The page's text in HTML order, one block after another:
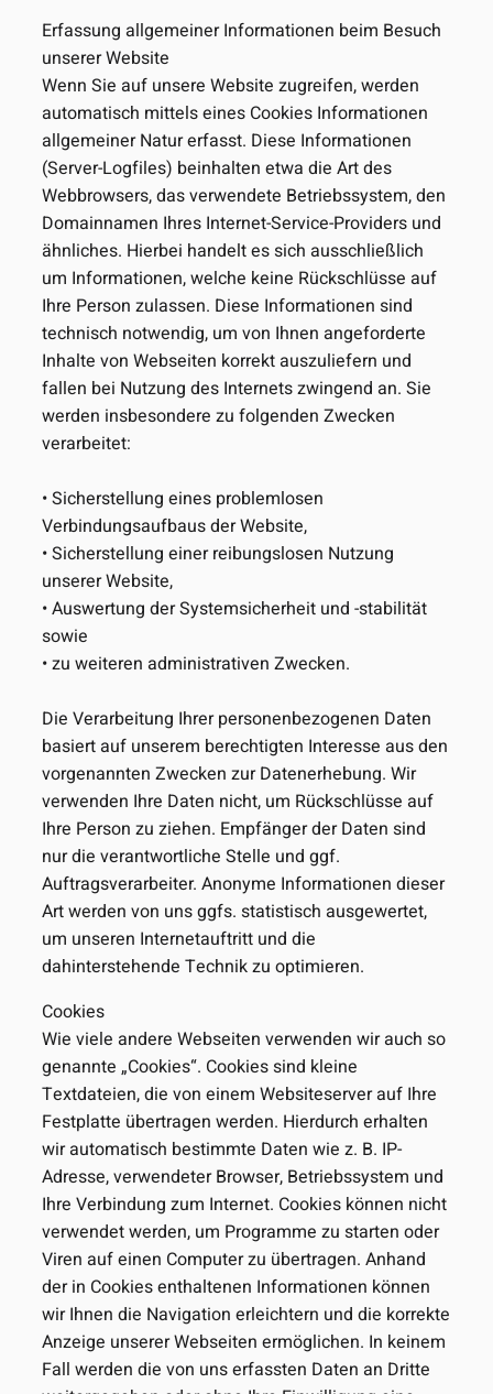
Erfassung allgemeiner Informationen beim Besuch
unserer Website
Wenn Sie auf unsere Website zugreifen, werden
automatisch mittels eines Cookies Informationen
allgemeiner Natur erfasst. Diese Informationen
(Server-Logfiles) beinhalten etwa die Art des
Webbrowsers, das verwendete Betriebssystem, den
Domainnamen Ihres Internet-Service-Providers und
ähnliches. Hierbei handelt es sich ausschließlich
um Informationen, welche keine Rückschlüsse auf
Ihre Person zulassen. Diese Informationen sind
technisch notwendig, um von Ihnen angeforderte
Inhalte von Webseiten korrekt auszuliefern und
fallen bei Nutzung des Internets zwingend an. Sie
werden insbesondere zu folgenden Zwecken
verarbeitet:
• Sicherstellung eines problemlosen
Verbindungsaufbaus der Website,
• Sicherstellung einer reibungslosen Nutzung
unserer Website,
• Auswertung der Systemsicherheit und -stabilität
sowie
• zu weiteren administrativen Zwecken.
Die Verarbeitung Ihrer personenbezogenen Daten
basiert auf unserem berechtigten Interesse aus den
vorgenannten Zwecken zur Datenerhebung. Wir
verwenden Ihre Daten nicht, um Rückschlüsse auf
Ihre Person zu ziehen. Empfänger der Daten sind
nur die verantwortliche Stelle und ggf.
Auftragsverarbeiter. Anonyme Informationen dieser
Art werden von uns ggfs. statistisch ausgewertet,
um unseren Internetauftritt und die
dahinterstehende Technik zu optimieren.
Cookies
Wie viele andere Webseiten verwenden wir auch so
genannte „Cookies“. Cookies sind kleine
Textdateien, die von einem Websiteserver auf Ihre
Festplatte übertragen werden. Hierdurch erhalten
wir automatisch bestimmte Daten wie z. B. IP-
Adresse, verwendeter Browser, Betriebssystem und
Ihre Verbindung zum Internet. Cookies können nicht
verwendet werden, um Programme zu starten oder
Viren auf einen Computer zu übertragen. Anhand
der in Cookies enthaltenen Informationen können
wir Ihnen die Navigation erleichtern und die korrekte
Anzeige unserer Webseiten ermöglichen. In keinem
Fall werden die von uns erfassten Daten an Dritte